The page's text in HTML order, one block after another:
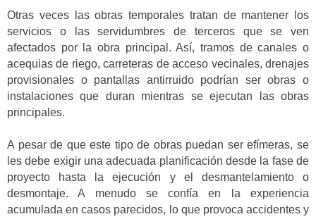
Otras veces las obras temporales tratan de mantener los
servicios o las servidumbres de terceros que se ven
afectados por la obra principal. Así, tramos de canales o
acequias de riego, carreteras de acceso vecinales, drenajes
provisionales o pantallas antirruido podrían ser obras o
instalaciones que duran mientras se ejecutan las obras
principales.
A pesar de que este tipo de obras puedan ser efímeras, se
les debe exigir una adecuada planificación desde la fase de
proyecto hasta la ejecución y el desmantelamiento o
desmontaje. A menudo se confía en la experiencia
acumulada en casos parecidos, lo que provoca accidentes y